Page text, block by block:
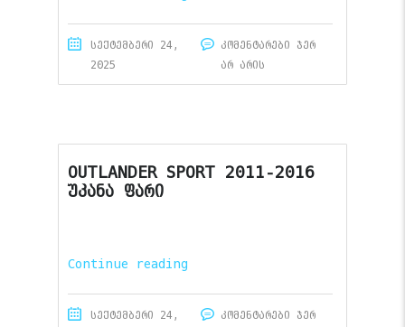
სექტემბერი 24,
2025
კომენტარები ჯერ
არ არის
OUTLANDER SPORT 2011-2016
უკანა ფარი
Continue reading
სექტემბერი 24,
კომენტარები ჯერ